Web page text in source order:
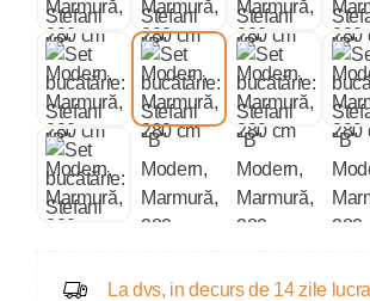
La dvs, in decurs de 14 zile